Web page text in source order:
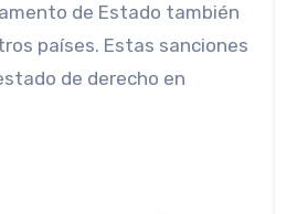
de Estado también
países. Estas sanciones
de derecho en